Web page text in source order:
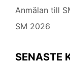
Anmälan till
SM 2026
SENASTE